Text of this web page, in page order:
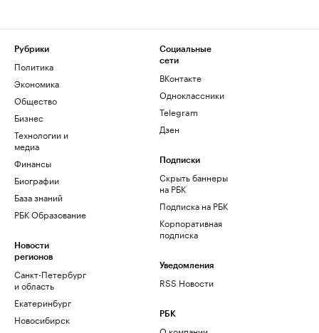
Рубрики
Политика
Экономика
Общество
Бизнес
Технологии и
медиа
Финансы
Биографии
База знаний
РБК Образование
Новости
регионов
Санкт-Петербург
и область
Екатеринбург
Новосибирск
Социальные
сети
ВКонтакте
Одноклассники
Telegram
Дзен
Подписки
Скрыть баннеры
на РБК
Подписка на РБК
Корпоративная
подписка
Уведомления
RSS Новости
РБК